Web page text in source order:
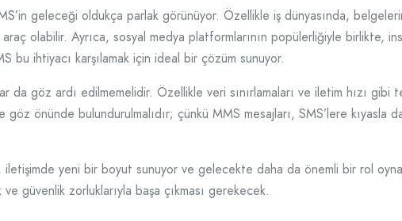
geleceği oldukça parlak görünüyor. Özellikle iş dünyasında,
araç olabilir. Ayrıca, sosyal medya platformlarının popülerliğiyle birlikte,
bu ihtiyacı karşılamak için ideal bir çözüm sunuyor.
göz ardı edilmemelidir. Özellikle veri sınırlamaları ve iletim hızı gibi
göz önünde bulundurulmalıdır; çünkü MMS mesajları, SMS’lere kıyasla
iletişimde yeni bir boyut sunuyor ve gelecekte daha da önemli bir rol
güvenlik zorluklarıyla başa çıkması gerekecek.